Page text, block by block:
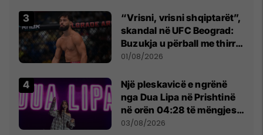
“Vrisni, vrisni shqiptarët”,
skandal në UFC Beograd:
Buzukja u përball me thirrje
anti-shqiptare nga
01/08/2026
Një pleskavicë e ngrënë
nga Dua Lipa në Prishtinë
në orën 04:28 të mëngjesit
- dhe bota digjitale serbe
03/08/2026